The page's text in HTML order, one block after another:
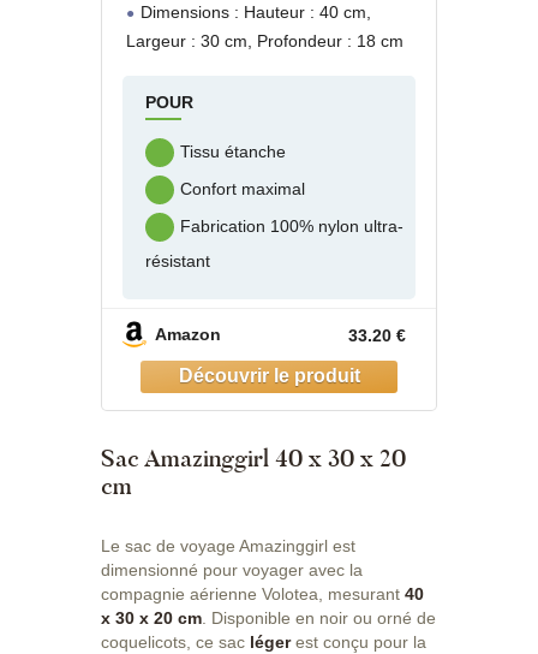
Dimensions : Hauteur : 40 cm,
Largeur : 30 cm, Profondeur : 18 cm
POUR
Tissu étanche
Confort maximal
Fabrication 100% nylon ultra-
résistant
Amazon 33.20 €
Sac Amazinggirl 40 x 30 x 20
cm
Le sac de voyage Amazinggirl est
dimensionné pour voyager avec la
compagnie aérienne Volotea, mesurant 40
x 30 x 20 cm. Disponible en noir ou orné de
coquelicots, ce sac légerest conçu pour la